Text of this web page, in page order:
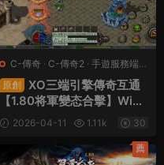
C-傳奇 · C-傳奇2 · 手遊服務端·
端遊服務端
原創
XO三端引擎傳奇互通
【1.80将軍變态合擊】Win
一鍵服務端+PC安卓蘋果三
端+加密工具+視頻架設教程
2026-04-11 1.11k 30
薦